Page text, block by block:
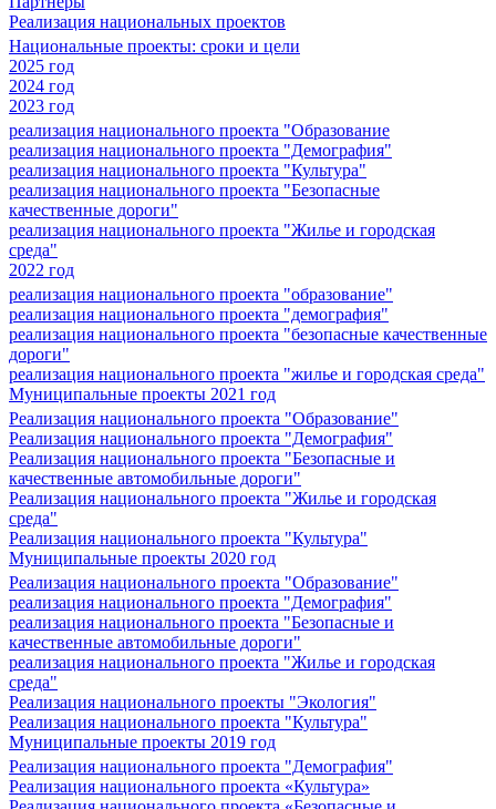
Реализация национальных проектов
Национальные проекты: сроки и цели
2025 год
2024 год
2023 год
реализация национального проекта "Образование
реализация национального проекта "Демография"
реализация национального проекта "Культура"
реализация национального проекта "Безопасные
качественные дороги"
реализация национального проекта "Жилье и городская
среда"
2022 год
реализация национального проекта "образование"
реализация национального проекта "демография"
реализация национального проекта "безопасные качественные
дороги"
реализация национального проекта "жилье и городская среда"
Муниципальные проекты 2021 год
Реализация национального проекта "Образование"
Реализация национального проекта "Демография"
Реализация национального проекта "Безопасные и
качественные автомобильные дороги"
Реализация национального проекта "Жилье и городская
среда"
Реализация национального проекта "Культура"
Муниципальные проекты 2020 год
Реализация национального проекта "Образование"
реализация национального проекта "Демография"
реализация национального проекта "Безопасные и
качественные автомобильные дороги"
реализация национального проекта "Жилье и городская
среда"
Реализация национального проекты "Экология"
Реализация национального проекта "Культура"
Муниципальные проекты 2019 год
Реализация национального проекта "Демография"
Реализация национального проекта «Культура»